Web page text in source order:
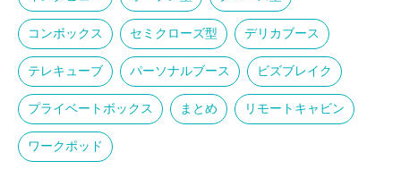
コンボックス セミクローズ型 デリカブース
テレキューブ パーソナルブース ビズブレイク
プライベートボックス まとめ リモートキャビン
ワークポッド